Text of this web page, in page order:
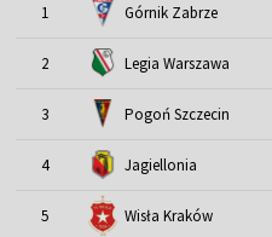
1 Górnik Zabrze
2 Legia Warszawa
3 Pogoń Szczecin
4 Jagiellonia
5 Wisła Kraków